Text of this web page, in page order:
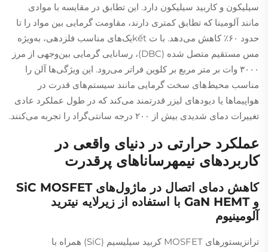
سیلیکون و کاربید سیلیکون دارد. این تطابق در مقایسه با موادی
مانند آلومینا که تطابق کمتری دارند، مقاومت گرمایی بین مواد را تا
حدود ۶۰٪ کاهش می‌دهد. با ت kếtیک‌های مناسب فلز‌دهی، به‌ویژه
مس مستقیم متصل شده (DBC)، رسانایی گرمایی بین‌وجهی از مرز
۳۰۰۰ وات بر متر مربع بر کلوین فراتر می‌رود. این ویژگی‌ها آلن را
مناسب محیط‌های سخت گرمایی مانند سیستم‌های قدرت در
هواپیماها یا دیود‌های لیزر قدرتمند می‌کند که در طول عملکرد عادی
تغییرات دمای شدیدی بیش از ۲۰۰ درجه سانتی‌گراد را تجربه می‌کنند.
عملکرد حرارتی در دنیای واقعی در
کاربردهای نیمهرساناهای پرقدرت
کاهش دمای اتصال در ماژول‌های SiC MOSFET
و GaN HEMT با استفاده از زیرلایه نیترید
آلومینیوم
ترانزیستورهای MOSFET کربید سیلیسیم (SiC) همراه با